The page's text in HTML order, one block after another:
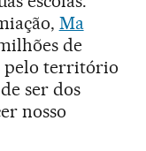
Ma
de
pelo território
ser dos
nosso